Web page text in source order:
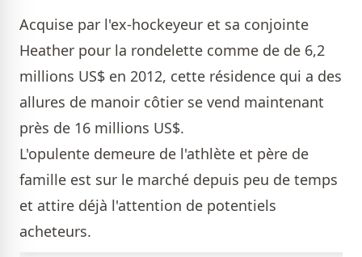
Acquise par l'ex-hockeyeur et sa conjointe
Heather pour la rondelette comme de de 6,2
millions US$ en 2012, cette résidence qui a des
allures de manoir côtier se vend maintenant
près de 16 millions US$.
L'opulente demeure de l'athlète et père de
famille est sur le marché depuis peu de temps
et attire déjà l'attention de potentiels
acheteurs.